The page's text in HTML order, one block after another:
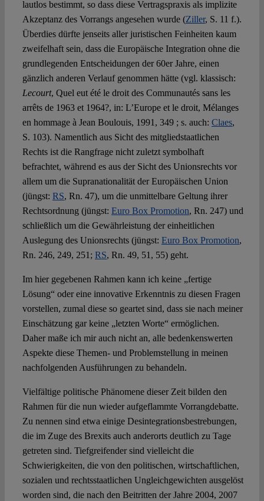
lautlos bestimmt, so dass diese Vertragspraxis als implizite
Akzeptanz des Vorrangs angesehen wurde (Ziller, S. 11 f.).
Überdies dürfte jenseits aller juristischen Feinheiten kaum
zweifelhaft sein, dass die Europäische Integration ohne die
grundlegenden Entscheidungen der 60er Jahre, einen
gänzlich anderen Verlauf genommen hätte (vgl. klassisch:
Lecourt, Quel eut été le droit des Communautés sans les
arrêts de 1963 et 1964?, in: L’Europe et le droit, Mélanges
en hommage à Jean Boulouis, 1991, 349 ; s. auch: Claes,
S. 103). Namentlich aus Sicht des mitgliedstaatlichen
Rechts ist die Rangfrage nicht zuletzt symbolhaft
befrachtet, während es aus der Sicht des Unionsrechts vor
allem um die Supranationalität der Europäischen Union
(jüngst: RS, Rn. 47), um die unmittelbare Geltung ihrer
Rechtsordnung (jüngst: Euro Box Promotion, Rn. 247) und
schließlich um die Gewährleistung der einheitlichen
Auslegung des Unionsrechts (jüngst: Euro Box Promotion,
Rn. 246, 249, 251; RS, Rn. 49, 51, 55) geht.
Im hier gegebenen Rahmen kann ich keine „fertige
Lösung“ oder eine innovative Erkenntnis zu diesen Fragen
vorstellen, zumal diese so geartet sind, dass sie nach meiner
Einschätzung gar keine „letzten Worte“ ermöglichen.
Daher maße ich mir auch nicht an, alle bedenkenswerten
Aspekte diese Themen- und Problemstellung in meinen
nachfolgenden Ausführungen zu behandeln.
Vielfältige politische Phänomene dieser Zeit bilden den
Rahmen für die nun wieder aufgeflammte Vorrangdebatte.
Zu nennen sind etwa einige Desintegrationsbestrebungen,
die im Zuge des Brexits auch anderorts deutlich zu Tage
getreten sind. Tiefgreifender sind vielleicht die
Schwierigkeiten, die von den politischen, wirtschaftlichen,
sozialen und rechtsstaatlichen Ungleichgewichten ausgelöst
worden sind, die nach den Beitritten der Jahre 2004, 2007